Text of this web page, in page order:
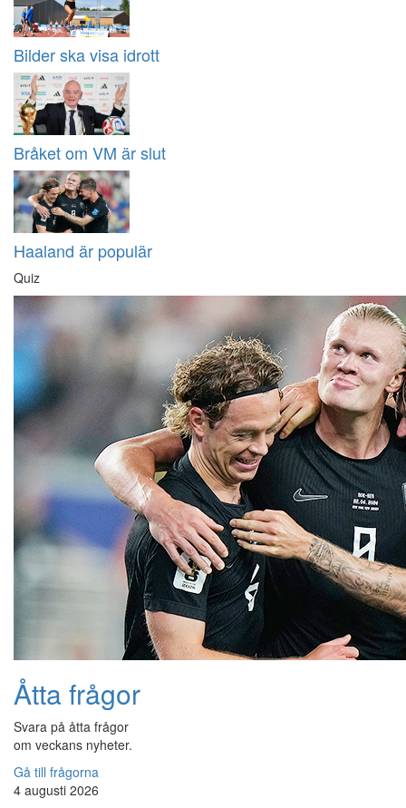
Bilder ska visa idrott
Bråket om VM är slut
Haaland är populär
Quiz
Åtta frågor
Svara på åtta frågor
om veckans nyheter.
Gå till frågorna
4 augusti 2026